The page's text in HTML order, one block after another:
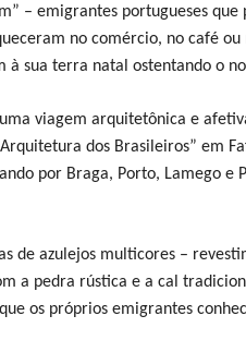
– emigrantes portugueses
no comércio, no café ou
à sua terra natal ostentando o
viagem arquitetônica e
dos Brasileiros” em
por Braga, Porto, Lamego e
de azulejos multicores –
a pedra rústica e a cal
os próprios emigrantes